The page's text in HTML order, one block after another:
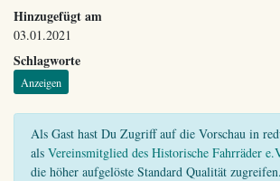
Hinzugefügt am
03.01.2021
Schlagworte
Anzeigen
Als Gast hast Du Zugriff auf die Vorschau in
als Vereinsmitglied des Historische Fahrräder
die höher aufgelöste Standard Qualität zugreifen.